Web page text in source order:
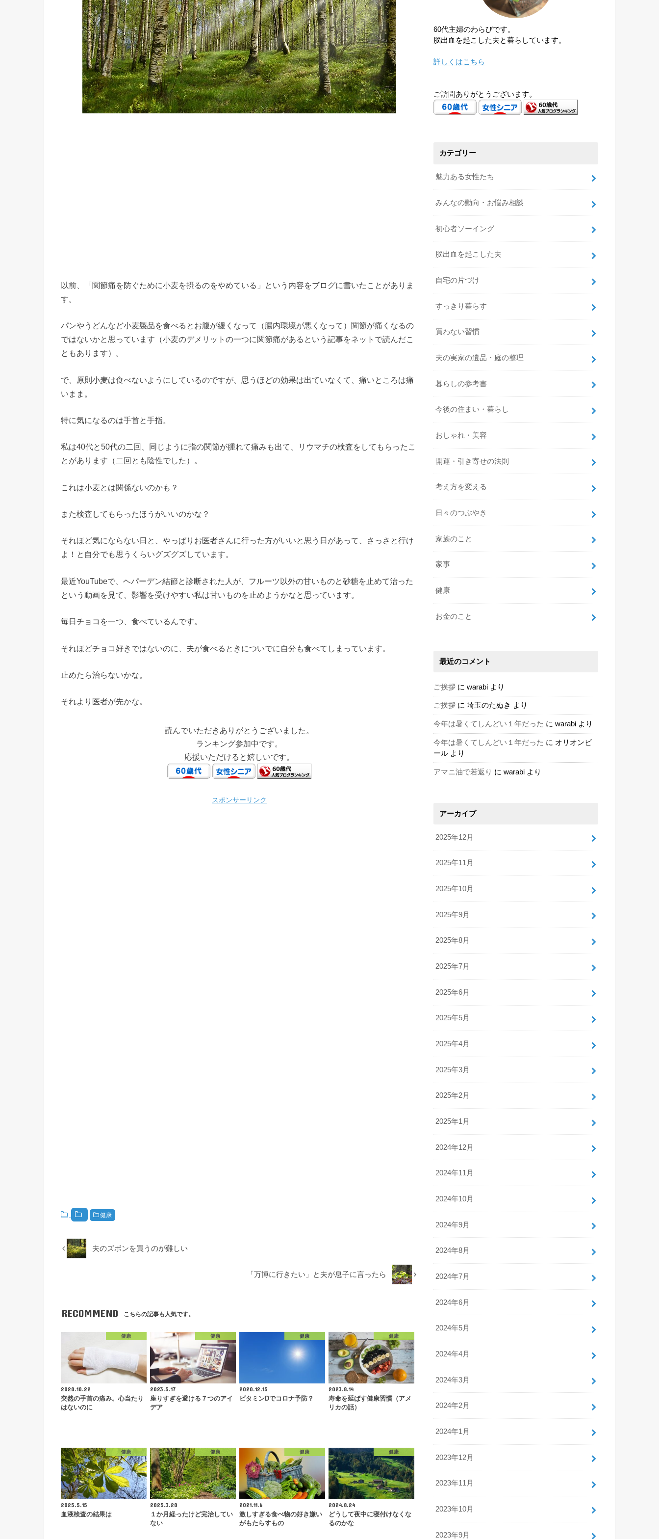
以前、「関節痛を防ぐために小麦を摂るのをやめている」という内容をブログに書いたことがありま
す。
パンやうどんなど小麦製品を食べるとお腹が緩くなって（腸内環境が悪くなって）関節が痛くなるの
ではないかと思っています（小麦のデメリットの一つに関節痛があるという記事をネットで読んだこ
ともあります）。
で、原則小麦は食べないようにしているのですが、思うほどの効果は出ていなくて、痛いところは痛
いまま。
特に気になるのは手首と手指。
私は40代と50代の二回、同じように指の関節が腫れて痛みも出て、リウマチの検査をしてもらったこ
とがあります（二回とも陰性でした）。
これは小麦とは関係ないのかも？
また検査してもらったほうがいいのかな？
それほど気にならない日と、やっぱりお医者さんに行った方がいいと思う日があって、さっさと行け
よ！と自分でも思うくらいグズグズしています。
最近YouTubeで、ヘパーデン結節と診断された人が、フルーツ以外の甘いものと砂糖を止めて治った
という動画を見て、影響を受けやすい私は甘いものを止めようかなと思っています。
毎日チョコを一つ、食べているんです。
それほどチョコ好きではないのに、夫が食べるときについでに自分も食べてしまっています。
止めたら治らないかな。
それより医者が先かな。
読んでいただきありがとうございました。
ランキング参加中です。
応援いただけると嬉しいです。
スポンサーリンク
健康
夫のズボンを買うのが難しい
「万博に行きたい」と夫が息子に言ったら
RECOMMEND こちらの記事も人気です。
健康
2020.10.22
突然の手首の痛み。心当たり
はないのに
健康
2023.5.17
座りすぎを避ける７つのアイ
デア
健康
2020.12.15
ビタミンDでコロナ予防？
健康
2023.8.14
寿命を延ばす健康習慣（アメ
リカの話）
健康
2025.5.15
血液検査の結果は
健康
2025.3.20
１か月経ったけど完治してい
ない
健康
2021.11.6
激しすぎる食べ物の好き嫌い
がもたらすもの
健康
2024.8.24
どうして夜中に寝付けなくな
るのかな
60代主婦のわらびです。
脳出血を起こした夫と暮らしています。
詳しくはこちら
ご訪問ありがとうございます。
カテゴリー
魅力ある女性たち
みんなの動向・お悩み相談
初心者ソーイング
脳出血を起こした夫
自宅の片づけ
すっきり暮らす
買わない習慣
夫の実家の遺品・庭の整理
暮らしの参考書
今後の住まい・暮らし
おしゃれ・美容
開運・引き寄せの法則
考え方を変える
日々のつぶやき
家族のこと
家事
健康
お金のこと
最近のコメント
ご挨拶 に warabi より
ご挨拶 に 埼玉のたぬき より
今年は暑くてしんどい１年だった に warabi より
今年は暑くてしんどい１年だった に オリオンビ
ール より
アマニ油で若返り に warabi より
アーカイブ
2025年12月
2025年11月
2025年10月
2025年9月
2025年8月
2025年7月
2025年6月
2025年5月
2025年4月
2025年3月
2025年2月
2025年1月
2024年12月
2024年11月
2024年10月
2024年9月
2024年8月
2024年7月
2024年6月
2024年5月
2024年4月
2024年3月
2024年2月
2024年1月
2023年12月
2023年11月
2023年10月
2023年9月